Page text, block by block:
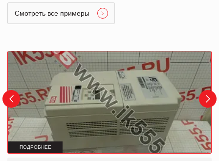
Смотреть все примеры
ПОДРОБНЕЕ